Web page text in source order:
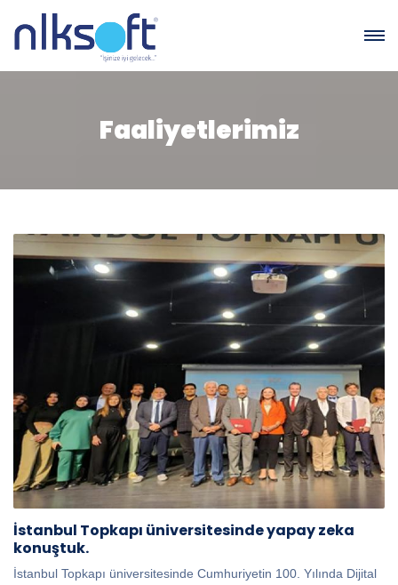
Faaliyetlerimiz
İstanbul Topkapı üniversitesinde yapay zeka
konuştuk.
İstanbul Topkapı üniversitesinde Cumhuriyetin 100. Yılında Dijital